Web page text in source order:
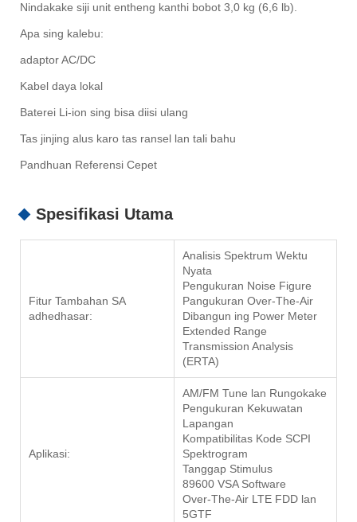
Nindakake siji unit entheng kanthi bobot 3,0 kg (6,6 lb).
Apa sing kalebu:
adaptor AC/DC
Kabel daya lokal
Baterei Li-ion sing bisa diisi ulang
Tas jinjing alus karo tas ransel lan tali bahu
Pandhuan Referensi Cepet
Spesifikasi Utama
Fitur Tambahan SA
adhedhasar:
Analisis Spektrum Wektu
Nyata
Pengukuran Noise Figure
Pangukuran Over-The-Air
Dibangun ing Power Meter
Extended Range
Transmission Analysis
(ERTA)
Aplikasi:
AM/FM Tune lan Rungokake
Pengukuran Kekuwatan
Lapangan
Kompatibilitas Kode SCPI
Spektrogram
Tanggap Stimulus
89600 VSA Software
Over-The-Air LTE FDD lan
5GTF